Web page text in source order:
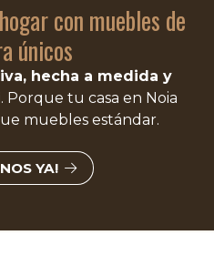
con muebles de
únicos
hecha a medida y
. Porque tu casa en Noia
muebles estándar.
YA!